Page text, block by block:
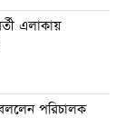
এলাকায়
পরিচালক